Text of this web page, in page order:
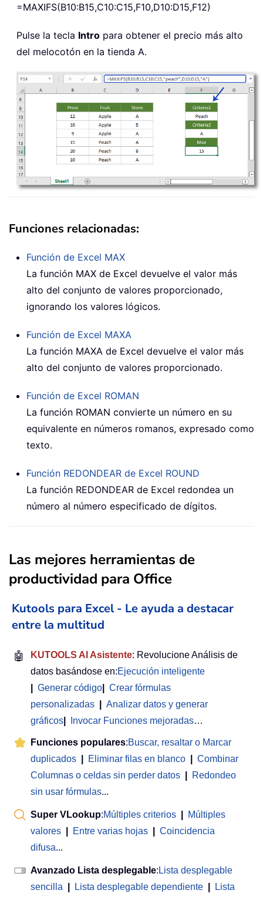
=MAXIFS(B10:B15,C10:C15,F10,D10:D15,F12)
Pulse la tecla Intro para obtener el precio más alto
del melocotón en la tienda A.
Funciones relacionadas:
Función de Excel MAX
La función MAX de Excel devuelve el valor más
alto del conjunto de valores proporcionado,
ignorando los valores lógicos.
Función de Excel MAXA
La función MAXA de Excel devuelve el valor más
alto del conjunto de valores proporcionado.
Función de Excel ROMAN
La función ROMAN convierte un número en su
equivalente en números romanos, expresado como
texto.
Función REDONDEAR de Excel ROUND
La función REDONDEAR de Excel redondea un
número al número especificado de dígitos.
Las mejores herramientas de
productividad para Office
Kutools para Excel - Le ayuda a destacar
entre la multitud
🤖 KUTOOLS AI Asistente: Revolucione Análisis de
datos basándose en:Ejecución inteligente
Generar código
Crear fórmulas
personalizadas
Analizar datos y generar
gráficos
Invocar Funciones mejoradas…
Funciones populares:Buscar, resaltar o Marcar
duplicados
Eliminar filas en blanco
Combinar
Columnas o celdas sin perder datos
Redondeo
sin usar fórmulas...
Super VLookup:Múltiples criterios
Múltiples
valores
Entre varias hojas
Coincidencia
difusa...
Avanzado Lista desplegable: Lista desplegable
sencilla
Lista desplegable dependiente
Lista